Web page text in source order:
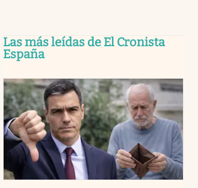
Las más leídas de El Cronista
España